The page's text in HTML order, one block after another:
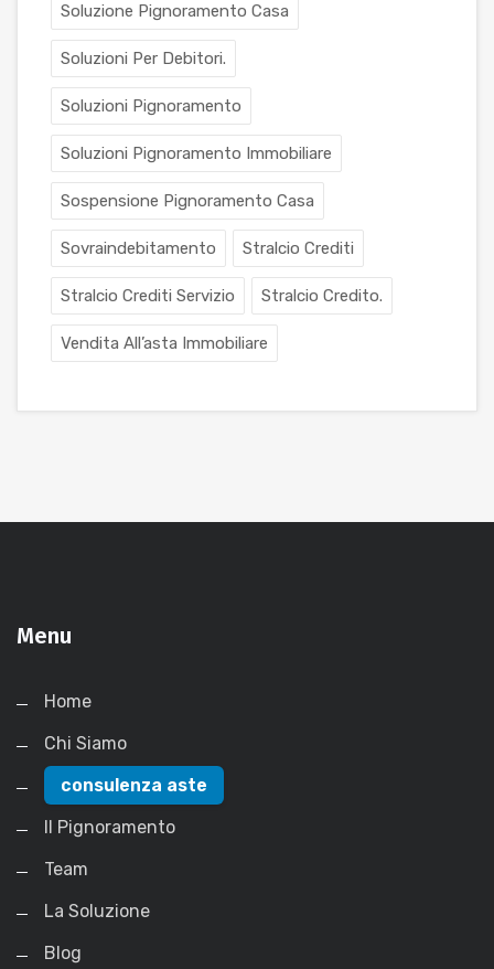
Soluzione Pignoramento Casa
Soluzioni Per Debitori.
Soluzioni Pignoramento
Soluzioni Pignoramento Immobiliare
Sospensione Pignoramento Casa
Sovraindebitamento Stralcio Crediti
Stralcio Crediti Servizio Stralcio Credito.
Vendita All’asta Immobiliare
Menu
Home
Chi Siamo
consulenza aste
Il Pignoramento
Team
La Soluzione
Blog